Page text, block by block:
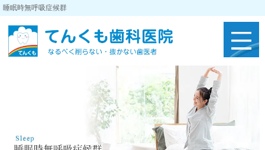
睡眠時無呼吸症候群